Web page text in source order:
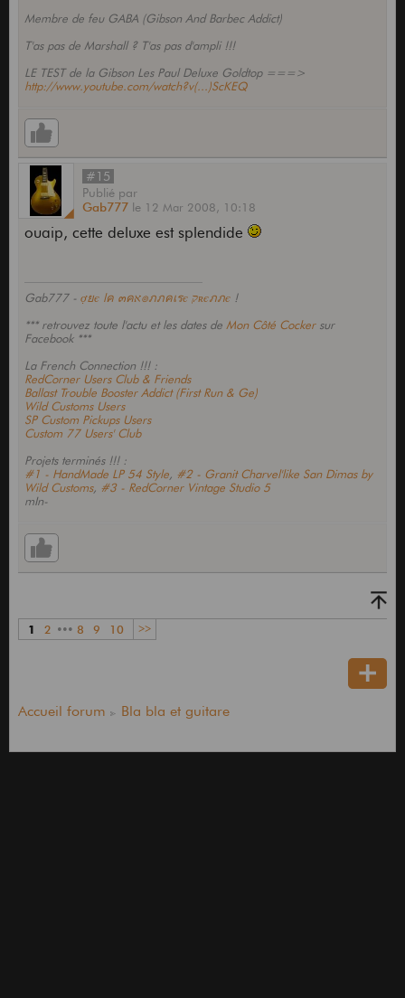
Membre de feu GABA (Gibson And Barbec Addict)
T'as pas de Marshall ? T'as pas d'ampli !!!
LE TEST de la Gibson Les Paul Deluxe Goldtop ===>
http://www.youtube.com/watch?v(...)ScKEQ
#15
Publié par
Gab777 le 12 Mar 2008, 10:18
ouaip, cette deluxe est splendide
Gab777 - ợยє lค ๓คא๏ภภคเรє קʀєภภє!
*** retrouvez toute l'actu et les dates de Mon Côté Cockersur
Facebook ***
La French Connection !!! :
RedCorner Users Club & Friends
Ballast Trouble Booster Addict (First Run & Ge)
Wild Customs Users
SP Custom Pickups Users
Custom 77 Users' Club
Projets terminés !!! :
#1 - HandMade LP 54 Style, #2 - Granit Charvel'like San Dimas by
Wild Customs, #3 - RedCorner Vintage Studio 5
mIn-
1 2 ••• 8 9 10 >>
Accueil forum Bla bla et guitare